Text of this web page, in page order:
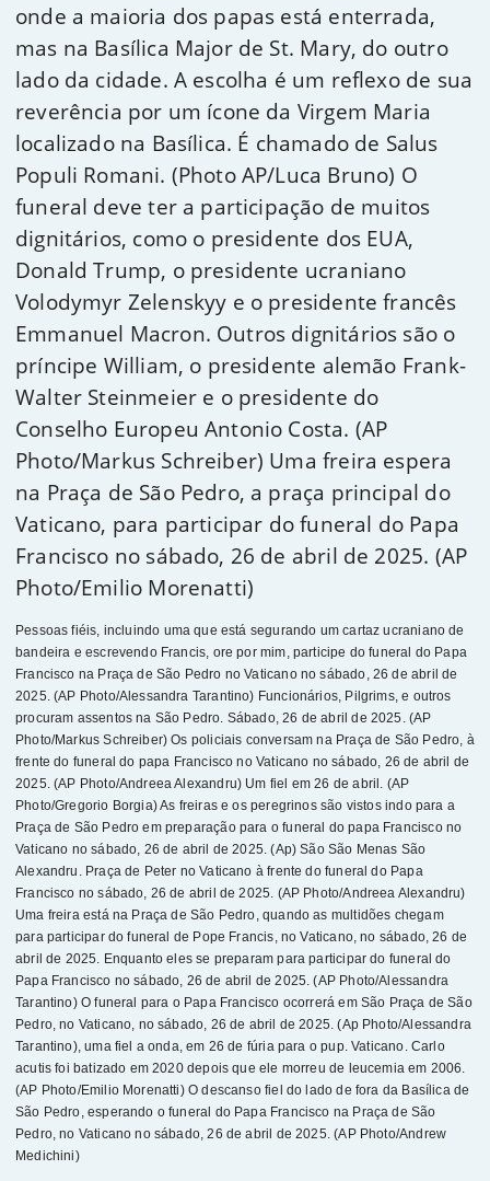
onde a maioria dos papas está enterrada,
mas na Basílica Major de St. Mary, do outro
lado da cidade. A escolha é um reflexo de sua
reverência por um ícone da Virgem Maria
localizado na Basílica. É chamado de Salus
Populi Romani. (Photo AP/Luca Bruno) O
funeral deve ter a participação de muitos
dignitários, como o presidente dos EUA,
Donald Trump, o presidente ucraniano
Volodymyr Zelenskyy e o presidente francês
Emmanuel Macron. Outros dignitários são o
príncipe William, o presidente alemão Frank-
Walter Steinmeier e o presidente do
Conselho Europeu Antonio Costa. (AP
Photo/Markus Schreiber) Uma freira espera
na Praça de São Pedro, a praça principal do
Vaticano, para participar do funeral do Papa
Francisco no sábado, 26 de abril de 2025. (AP
Photo/Emilio Morenatti)
Pessoas fiéis, incluindo uma que está segurando um cartaz ucraniano de
bandeira e escrevendo Francis, ore por mim, participe do funeral do Papa
Francisco na Praça de São Pedro no Vaticano no sábado, 26 de abril de
2025. (AP Photo/Alessandra Tarantino) Funcionários, Pilgrims, e outros
procuram assentos na São Pedro. Sábado, 26 de abril de 2025. (AP
Photo/Markus Schreiber) Os policiais conversam na Praça de São Pedro, à
frente do funeral do papa Francisco no Vaticano no sábado, 26 de abril de
2025. (AP Photo/Andreea Alexandru) Um fiel em 26 de abril. (AP
Photo/Gregorio Borgia) As freiras e os peregrinos são vistos indo para a
Praça de São Pedro em preparação para o funeral do papa Francisco no
Vaticano no sábado, 26 de abril de 2025. (Ap) São São Menas São
Alexandru. Praça de Peter no Vaticano à frente do funeral do Papa
Francisco no sábado, 26 de abril de 2025. (AP Photo/Andreea Alexandru)
Uma freira está na Praça de São Pedro, quando as multidões chegam
para participar do funeral de Pope Francis, no Vaticano, no sábado, 26 de
abril de 2025. Enquanto eles se preparam para participar do funeral do
Papa Francisco no sábado, 26 de abril de 2025. (AP Photo/Alessandra
Tarantino) O funeral para o Papa Francisco ocorrerá em São Praça de São
Pedro, no Vaticano, no sábado, 26 de abril de 2025. (Ap Photo/Alessandra
Tarantino), uma fiel a onda, em 26 de fúria para o pup. Vaticano. Carlo
acutis foi batizado em 2020 depois que ele morreu de leucemia em 2006.
(AP Photo/Emilio Morenatti) O descanso fiel do lado de fora da Basílica de
São Pedro, esperando o funeral do Papa Francisco na Praça de São
Pedro, no Vaticano no sábado, 26 de abril de 2025. (AP Photo/Andrew
Medichini)